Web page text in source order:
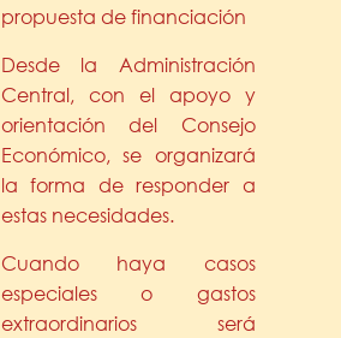
propuesta de financiación
Desde la Administración
Central, con el apoyo y
orientación del Consejo
Económico, se organizará
la forma de responder a
estas necesidades.
Cuando haya casos
especiales o gastos
extraordinarios será